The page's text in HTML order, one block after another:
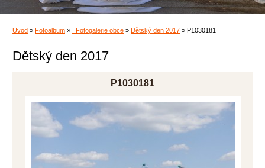
Úvod » Fotoalbum » _Fotogalerie obce » Dětský den 2017 » P1030181
Dětský den 2017
P1030181